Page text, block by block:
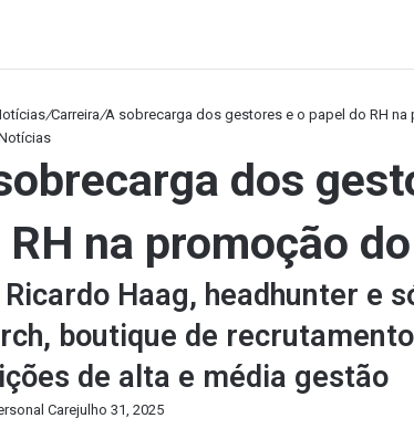
/Carreira/A sobrecarga dos gestores e o papel do RH
dos
RH na promoção
Haag, headhunter e
boutique de
de alta e média gestão
Carejulho 31, 2025